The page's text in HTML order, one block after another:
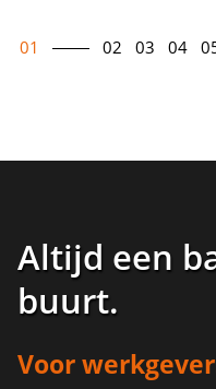
01 02 03 04
Altijd een
buurt.
Voor